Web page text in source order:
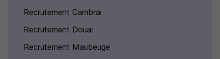
Recrutement Cambrai
Recrutement Douai
Recrutement Maubeuge